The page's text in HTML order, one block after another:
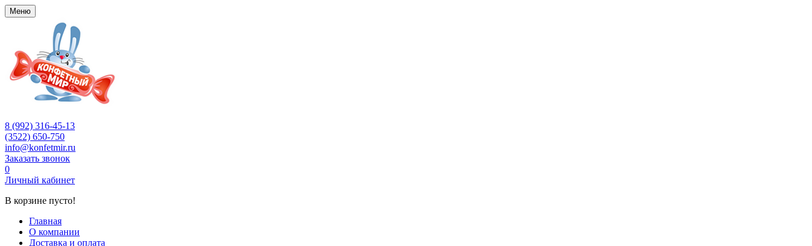
Меню
8 (992) 316-45-13
(3522) 650-750
info@konfetmir.ru
Заказать звонок
0
Личный кабинет
В корзине пусто!
Главная
О компании
Доставка и оплата